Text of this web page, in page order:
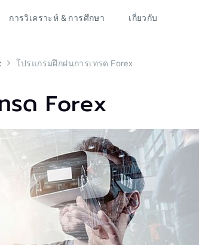
การวิเคราะห์ & การศึกษา เกี่ยวกับ
โปรแกรมฝึกฝนการเทรด Forex
รด Forex